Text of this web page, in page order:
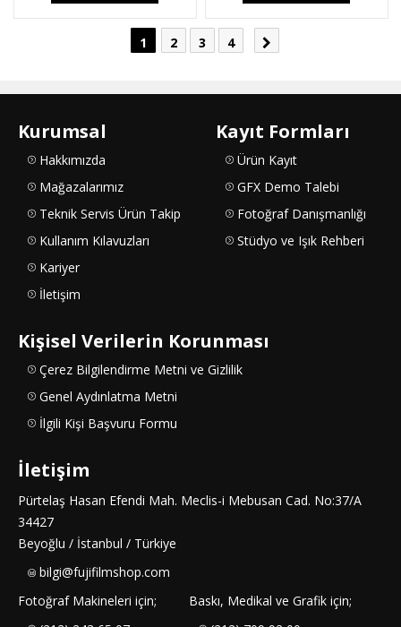
1 2 3 4
Kurumsal
Hakkımızda
Mağazalarımız
Teknik Servis Ürün Takip
Kullanım Kılavuzları
Kariyer
İletişim
Kayıt Formları
Ürün Kayıt
GFX Demo Talebi
Fotoğraf Danışmanlığı
Stüdyo ve Işık Rehberi
Kişisel Verilerin Korunması
Çerez Bilgilendirme Metni ve Gizlilik
Genel Aydınlatma Metni
İlgili Kişi Başvuru Formu
İletişim
Pürtelaş Hasan Efendi Mah. Meclis-i Mebusan Cad. No:37/A
34427
Beyoğlu / İstanbul / Türkiye
bilgi@fujifilmshop.com
Fotoğraf Makineleri için;
Baskı, Medikal ve Grafik için;